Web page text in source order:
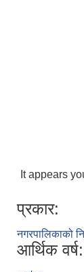
It appears
प्रकार:
नगरपालिकाको
आर्थिक वर्ष: